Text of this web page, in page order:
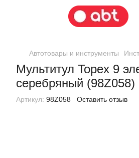
Автотовары и инструменты
Мультитул Topex 9
серебряный (98Z058)
Артикул: 98Z058 Оставить отзыв